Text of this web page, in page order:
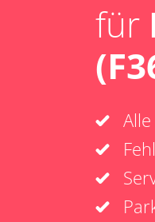
für